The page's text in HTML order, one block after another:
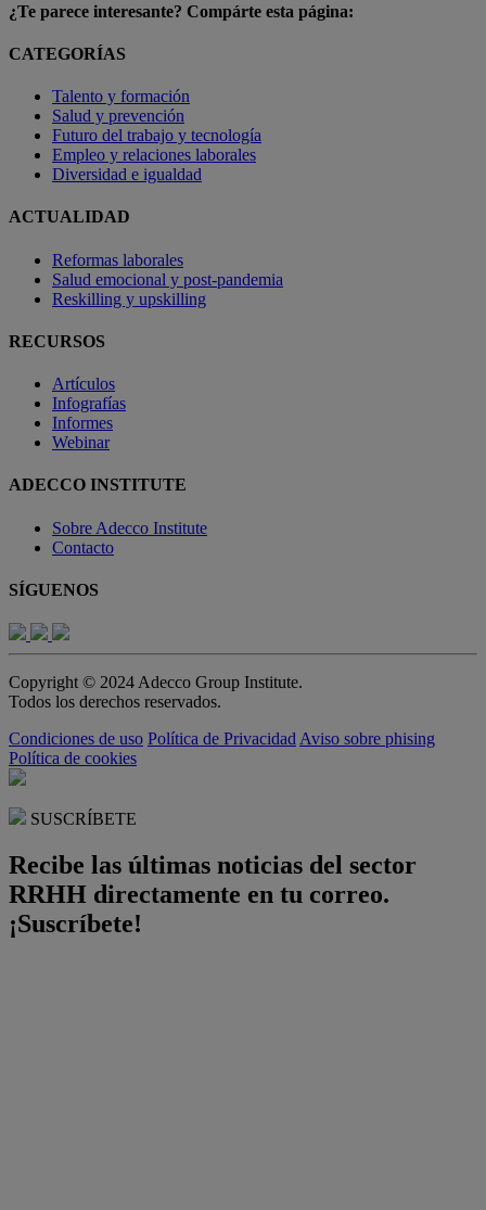
¿Te parece interesante? Compárte esta página:
CATEGORÍAS
Talento y formación
Salud y prevención
Futuro del trabajo y tecnología
Empleo y relaciones laborales
Diversidad e igualdad
ACTUALIDAD
Reformas laborales
Salud emocional y post-pandemia
Reskilling y upskilling
RECURSOS
Artículos
Infografías
Informes
Webinar
ADECCO INSTITUTE
Sobre Adecco Institute
Contacto
SÍGUENOS
Copyright © 2024 Adecco Group Institute.
Todos los derechos reservados.
Condiciones de uso Política de Privacidad Aviso sobre phising
Política de cookies
SUSCRÍBETE
Recibe las últimas noticias del sector
RRHH directamente en tu correo.
¡Suscríbete!